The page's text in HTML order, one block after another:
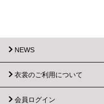
NEWS
衣裳のご利用について
会員ログイン